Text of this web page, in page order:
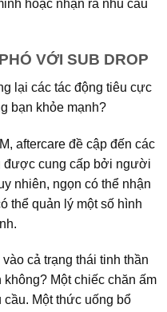
hoặc nhận ra nhu cầu
VỚI SUB DROP
lại các tác động tiêu cực
bạn khỏe mạnh?
aftercare đề cập đến các
được cung cấp bởi người
nhiên, ngọn có thể nhận
thể quản lý một số hình
cả trạng thái tinh thần
Một chiếc chăn ấm
Một thức uống bổ